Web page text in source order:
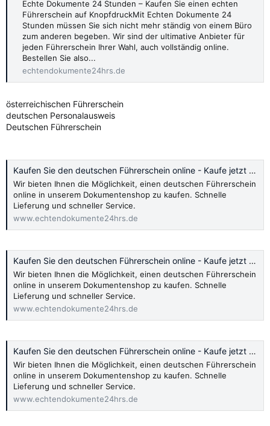
Echte Dokumente 24 Stunden – Kaufen Sie einen echten
Führerschein auf KnopfdruckMit Echten Dokumente 24
Stunden müssen Sie sich nicht mehr ständig von einem Büro
zum anderen begeben. Wir sind der ultimative Anbieter für
jeden Führerschein Ihrer Wahl, auch vollständig online.
Bestellen Sie also...
echtendokumente24hrs.de
österreichischen Führerschein
deutschen Personalausweis
Deutschen Führerschein
Kaufen Sie den deutschen Führerschein online - Kaufe jetzt 2024
Wir bieten Ihnen die Möglichkeit, einen deutschen Führerschein
online in unserem Dokumentenshop zu kaufen. Schnelle
Lieferung und schneller Service.
www.echtendokumente24hrs.de
Kaufen Sie den deutschen Führerschein online - Kaufe jetzt 2024
Wir bieten Ihnen die Möglichkeit, einen deutschen Führerschein
online in unserem Dokumentenshop zu kaufen. Schnelle
Lieferung und schneller Service.
www.echtendokumente24hrs.de
Kaufen Sie den deutschen Führerschein online - Kaufe jetzt 2024
Wir bieten Ihnen die Möglichkeit, einen deutschen Führerschein
online in unserem Dokumentenshop zu kaufen. Schnelle
Lieferung und schneller Service.
www.echtendokumente24hrs.de